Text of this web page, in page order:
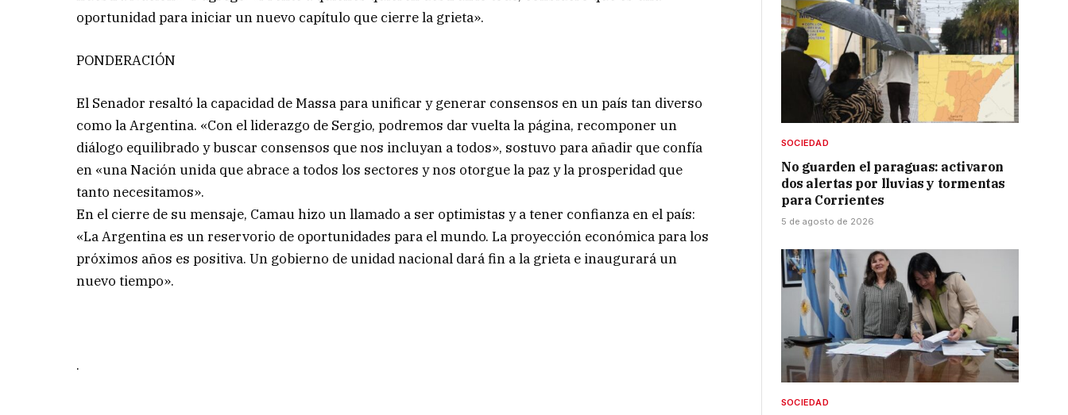
oportunidad para iniciar un nuevo capítulo que cierre la grieta».
PONDERACIÓN
El Senador resaltó la capacidad de Massa para unificar y generar consensos en un país tan diverso
como la Argentina. «Con el liderazgo de Sergio, podremos dar vuelta la página, recomponer un
diálogo equilibrado y buscar consensos que nos incluyan a todos», sostuvo para añadir que confía
en «una Nación unida que abrace a todos los sectores y nos otorgue la paz y la prosperidad que
tanto necesitamos».
En el cierre de su mensaje, Camau hizo un llamado a ser optimistas y a tener confianza en el país:
«La Argentina es un reservorio de oportunidades para el mundo. La proyección económica para los
próximos años es positiva. Un gobierno de unidad nacional dará fin a la grieta e inaugurará un
nuevo tiempo».
.
SOCIEDAD
No guarden el paraguas: activaron
dos alertas por lluvias y tormentas
para Corrientes
5 de agosto de 2026
SOCIEDAD